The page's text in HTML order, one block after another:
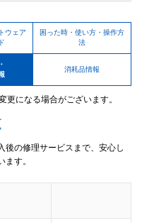
ウェア
困った時・使い方・操作方
法
消耗品情報
更になる場合がございます。
後の修理サービスまで、安心し
す。